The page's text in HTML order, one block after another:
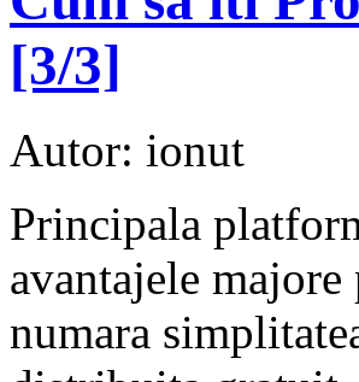
[3/3]
Autor: ionut
Principala
avantajele majore
numara